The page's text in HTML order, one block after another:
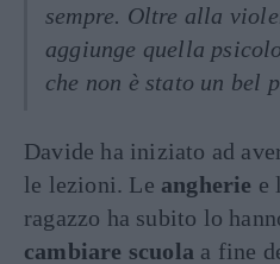
sempre. Oltre alla
aggiunge quella
che non è stato un bel
Davide ha iniziato ad
le lezioni. Le angherie e
ragazzo ha subito lo
cambiare scuola a fine